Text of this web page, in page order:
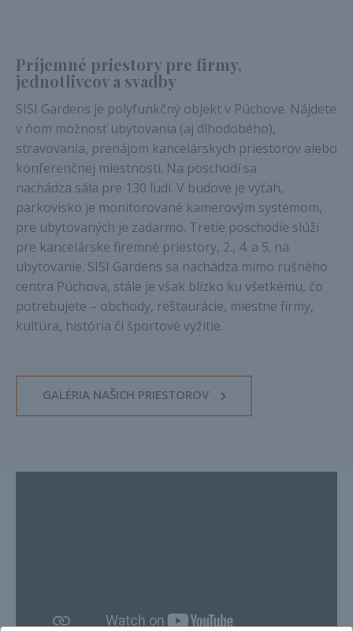
Príjemné priestory pre firmy,
jednotlivcov a svadby
SISI Gardens je polyfunkčný objekt v Púchove. Nájdete
v ňom možnosť ubytovania (aj dlhodobého),
stravovania, prenájom kancelárskych priestorov alebo
konferenčnej miestnosti. Na poschodí sa
nachádza sála pre 130 ľudí. V budove je výťah,
parkovisko je monitorované kamerovým systémom,
pre ubytovaných je zadarmo. Tretie poschodie slúži
pre kancelárske firemné priestory, 2., 4. a 5. na
ubytovanie. SISI Gardens sa nachádza mimo rušného
centra Púchova, stále je však blízko ku všetkému, čo
potrebujete – obchody, reštaurácie, miestne firmy,
kultúra, história či športové vyžitie.
GALÉRIA NAŠICH PRIESTOROV